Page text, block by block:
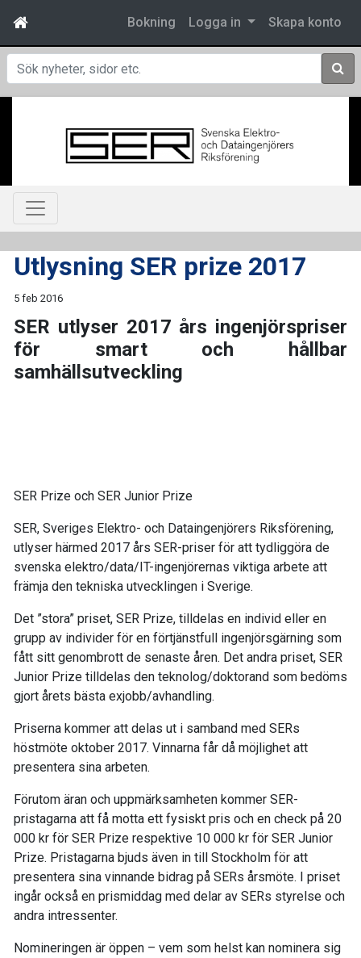
Bokning Logga in Skapa konto
Sök
Utlysning SER prize 2017
5 feb 2016
SER utlyser 2017 års ingenjörspriser
för smart och hållbar
samhällsutveckling
SER Prize och SER Junior Prize
SER, Sveriges Elektro- och Dataingenjörers Riksförening,
utlyser härmed 2017 års SER-priser för att tydliggöra de
svenska elektro/data/IT-ingenjörernas viktiga arbete att
främja den tekniska utvecklingen i Sverige.
Det ”stora” priset, SER Prize, tilldelas en individ eller en
grupp av individer för en förtjänstfull ingenjörsgärning som
fått sitt genombrott de senaste åren. Det andra priset, SER
Junior Prize tilldelas den teknolog/doktorand som bedöms
gjort årets bästa exjobb/avhandling.
Priserna kommer att delas ut i samband med SERs
höstmöte oktober 2017. Vinnarna får då möjlighet att
presentera sina arbeten.
Förutom äran och uppmärksamheten kommer SER-
pristagarna att få motta ett fysiskt pris och en check på 20
000 kr för SER Prize respektive 10 000 kr för SER Junior
Prize. Pristagarna bjuds även in till Stockholm för att
presentera sina vinnande bidrag på SERs årsmöte. I priset
ingår också en prismiddag med delar av SERs styrelse och
andra intressenter.
Nomineringen är öppen – vem som helst kan nominera sig